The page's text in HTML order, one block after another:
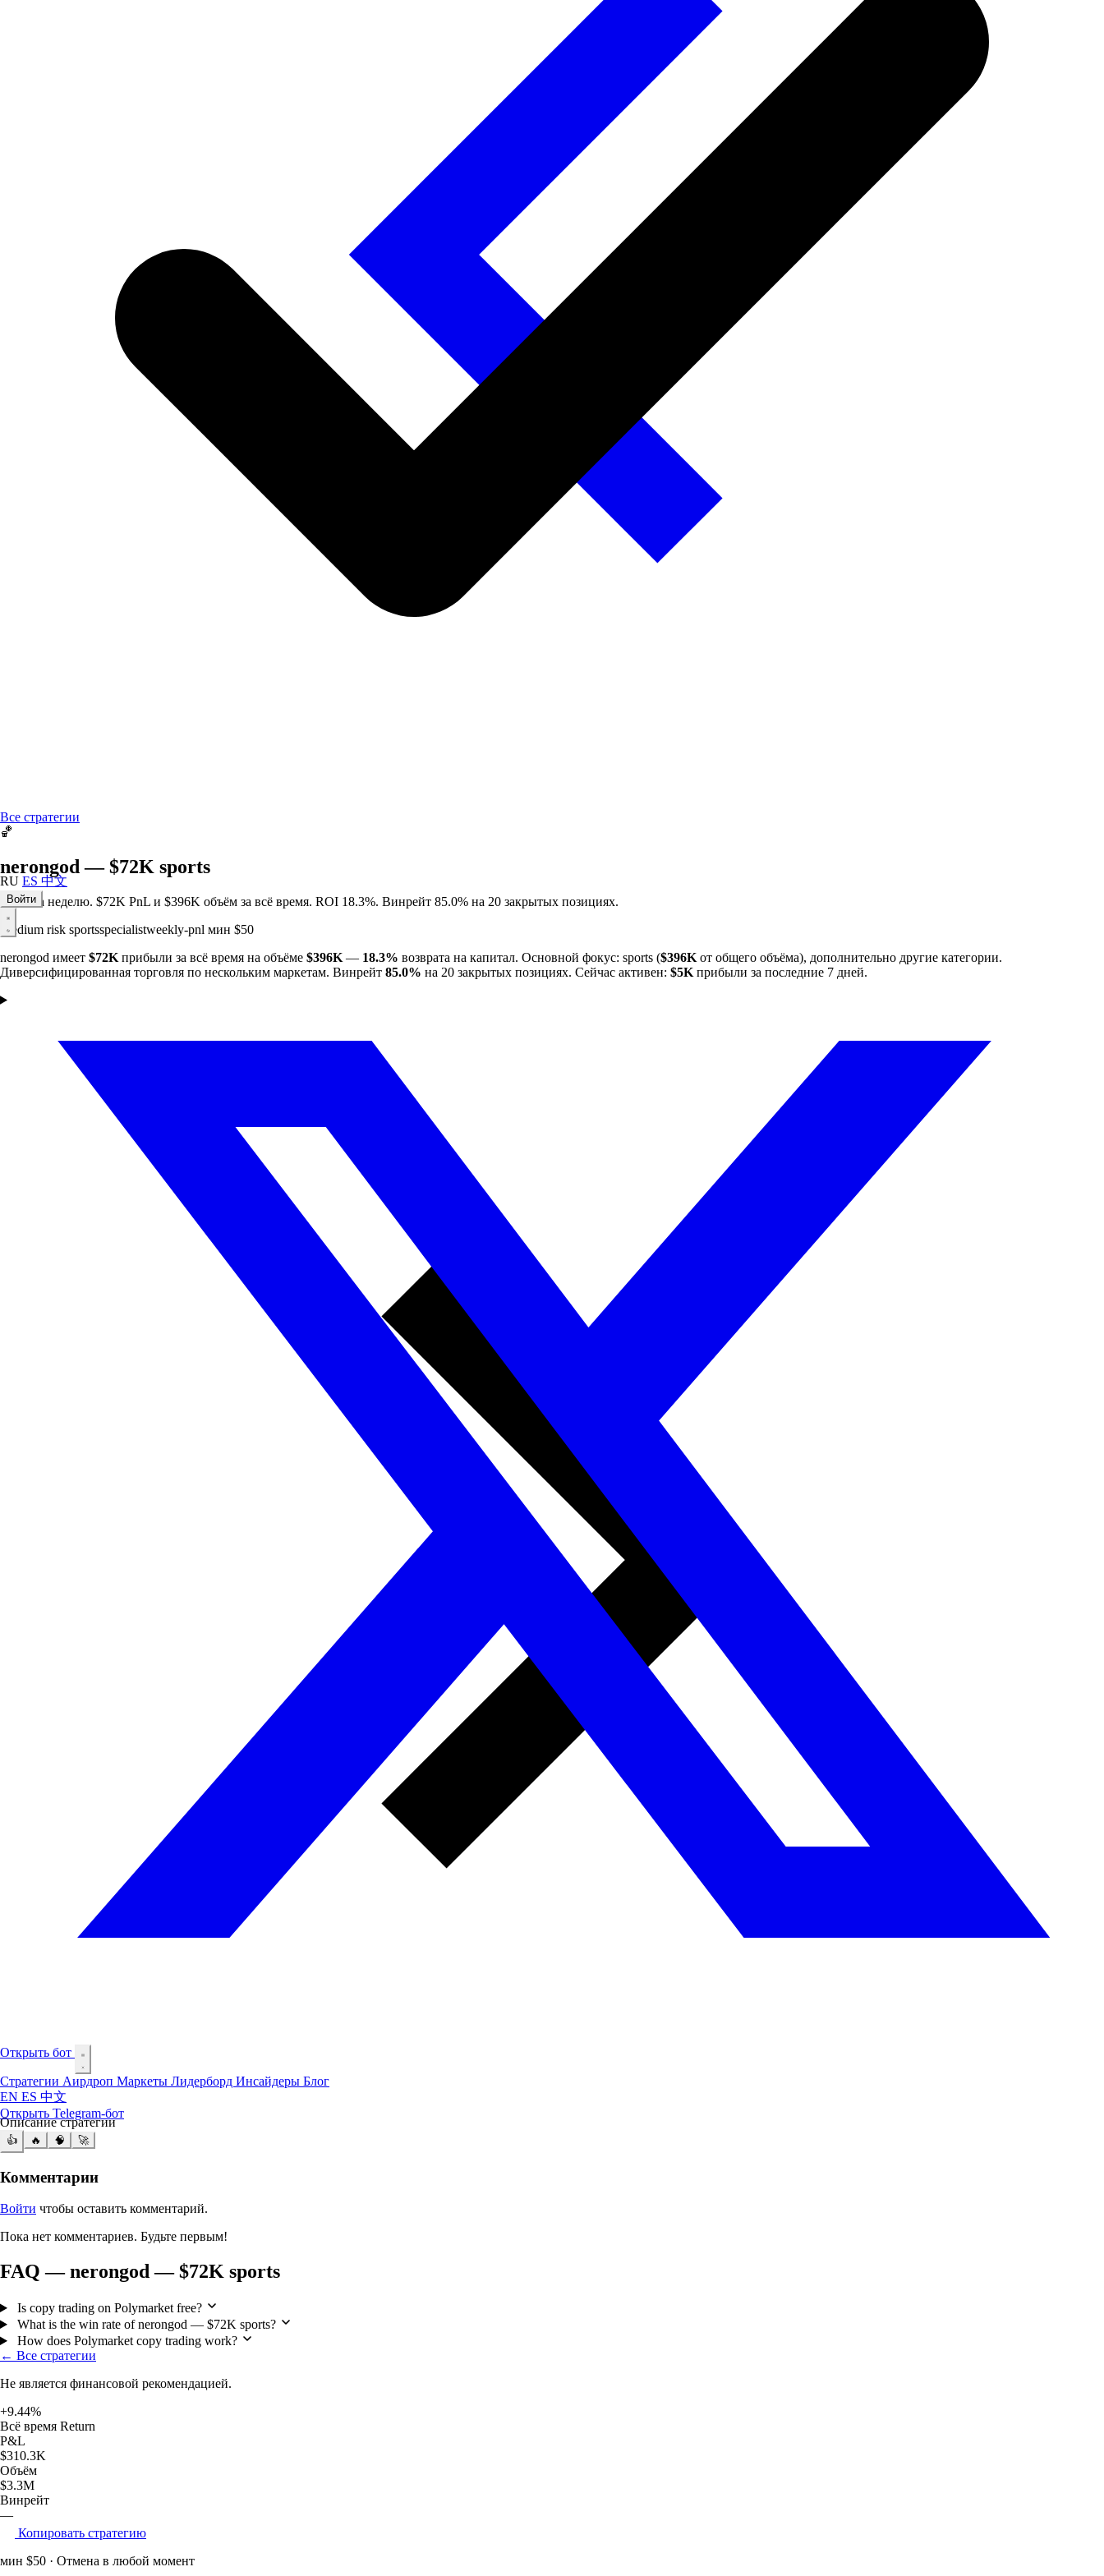
RU ES 中文
Войти
Открыть бот
Стратегии Аирдроп Маркеты Лидерборд Инсайдеры Блог
EN ES 中文
Открыть Telegram-бот
Все стратегии
🏀
nerongod — $72K sports
+$5K за неделю. $72K PnL и $396K объём за всё время. ROI 18.3%. Винрейт 85.0% на 20 закрытых позициях.
Medium risk sportsspecialistweekly-pnl мин $50
nerongod имеет $72K прибыли за всё время на объёме $396K — 18.3% возврата на капитал. Основной фокус: sports ($396K от общего объёма), дополнительно другие категории.
Диверсифицированная торговля по нескольким маркетам. Винрейт 85.0% на 20 закрытых позициях. Сейчас активен: $5K прибыли за последние 7 дней.
Описание стратегии
👍 🔥 🧠 🚀
Комментарии
Войти чтобы оставить комментарий.
Пока нет комментариев. Будьте первым!
FAQ — nerongod — $72K sports
Is copy trading on Polymarket free?
What is the win rate of nerongod — $72K sports?
How does Polymarket copy trading work?
← Все стратегии
Не является финансовой рекомендацией.
+9.44%
Всё время Return
P&L
$310.3K
Объём
$3.3M
Винрейт
—
Копировать стратегию
мин $50 · Отмена в любой момент